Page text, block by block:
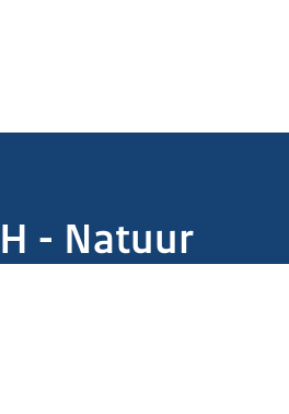
- Natuur